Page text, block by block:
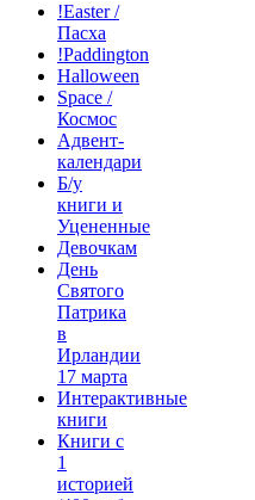
!Easter /
Пасха
!Paddington
Halloween
Space /
Космос
Адвент-
календари
Б/у
книги и
Уцененные
Девочкам
День
Святого
Патрика
в
Ирландии
17 марта
Интерактивные
книги
Книги с
1
историей